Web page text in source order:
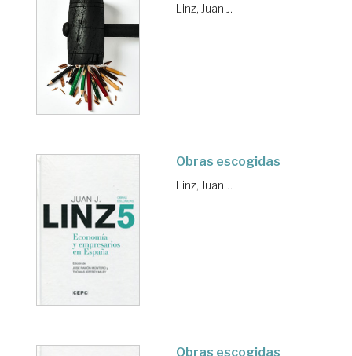
Linz, Juan J.
Obras escogidas
Linz, Juan J.
Obras escogidas